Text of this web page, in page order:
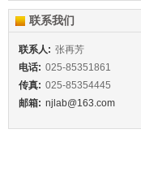
联系我们
联系人: 张再芳
电话: 025-85351861
传真: 025-85354445
邮箱: njlab@163.com